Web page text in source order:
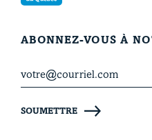
ABONNEZ-VOUS À
SOUMETTRE